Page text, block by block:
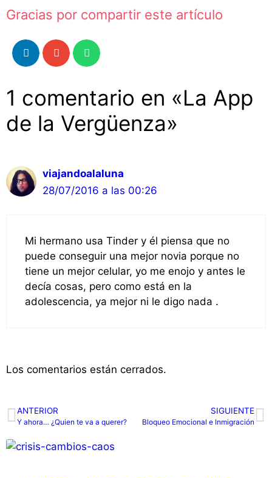
Gracias por compartir este artículo
1 comentario en «La App
de la Vergüenza»
viajandoalaluna
28/07/2016 a las 00:26
Mi hermano usa Tinder y él piensa que no
puede conseguir una mejor novia porque no
tiene un mejor celular, yo me enojo y antes le
decía cosas, pero como está en la
adolescencia, ya mejor ni le digo nada .
Los comentarios están cerrados.
ANTERIOR
Y ahora… ¿Quien te va a querer?
SIGUIENTE
Bloqueo Emocional e Inmigración